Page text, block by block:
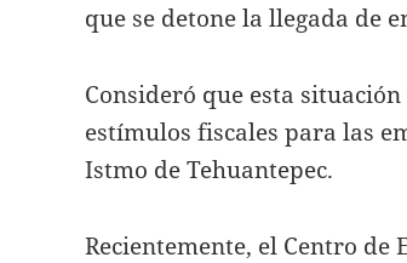
que se detone la llegada de
Consideró que esta
estímulos fiscales para las
Istmo de Tehuantepec.
Recientemente, el Centro de